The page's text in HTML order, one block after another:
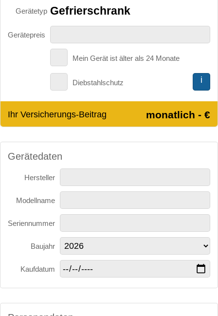
Gerätetyp Gefrierschrank
Gerätepreis
Mein Gerät ist älter als 24 Monate
i
Diebstahlschutz
Ihr Versicherungs-Beitrag monatlich - €
Gerätedaten
Hersteller
Modellname
Seriennummer
Baujahr
Kaufdatum